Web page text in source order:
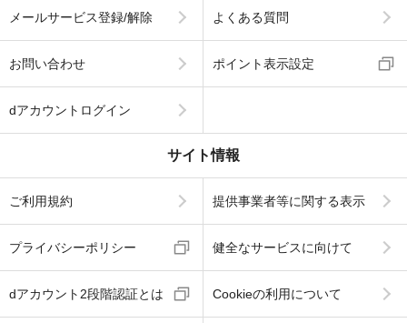
メールサービス登録/解除 よくある質問
お問い合わせ ポイント表示設定
dアカウントログイン
サイト情報
ご利用規約 提供事業者等に関する表示
プライバシーポリシー 健全なサービスに向けて
dアカウント2段階認証とは Cookieの利用について